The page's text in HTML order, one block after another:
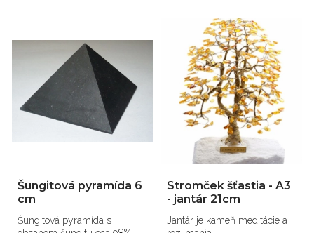
Šungitová pyramída 6
cm
Šungitová pyramída s
Stromček šťastia - A3
- jantár 21cm
Jantár je kameň meditácie a